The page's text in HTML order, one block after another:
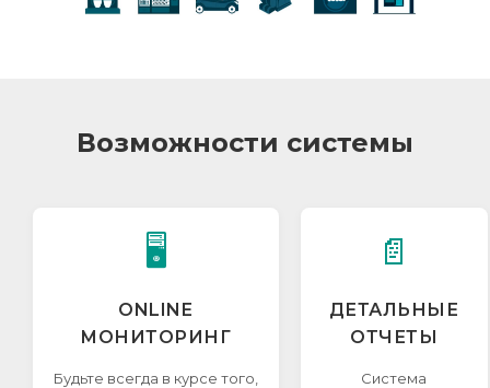
Возможности системы
🖥️
ONLINE
МОНИТОРИНГ
Будьте всегда в курсе того,
📄
ДЕТАЛЬНЫЕ
ОТЧЕТЫ
Система